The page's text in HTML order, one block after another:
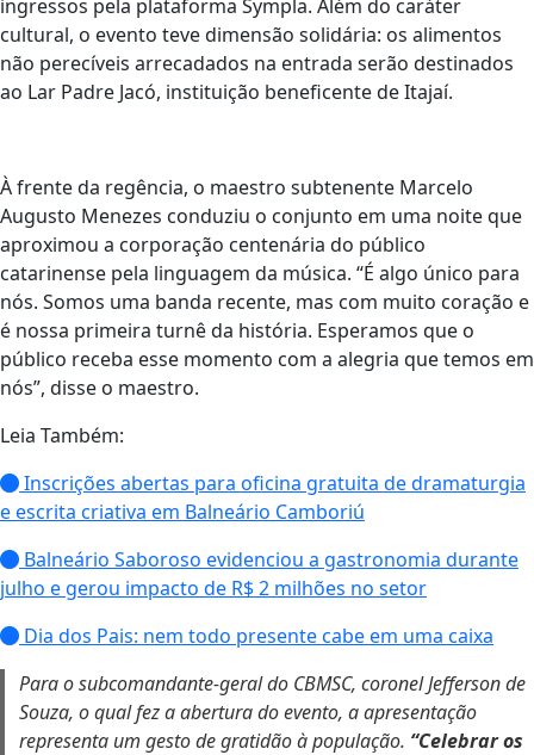
ingressos pela plataforma Sympla. Além do caráter
cultural, o evento teve dimensão solidária: os alimentos
não perecíveis arrecadados na entrada serão destinados
ao Lar Padre Jacó, instituição beneficente de Itajaí.
À frente da regência, o maestro subtenente Marcelo
Augusto Menezes conduziu o conjunto em uma noite que
aproximou a corporação centenária do público
catarinense pela linguagem da música. “É algo único para
nós. Somos uma banda recente, mas com muito coração e
é nossa primeira turnê da história. Esperamos que o
público receba esse momento com a alegria que temos em
nós”, disse o maestro.
Leia Também:
Inscrições abertas para oficina gratuita de dramaturgia
e escrita criativa em Balneário Camboriú
Balneário Saboroso evidenciou a gastronomia durante
julho e gerou impacto de R$ 2 milhões no setor
Dia dos Pais: nem todo presente cabe em uma caixa
Para o subcomandante-geral do CBMSC, coronel Jefferson de
Souza, o qual fez a abertura do evento, a apresentação
representa um gesto de gratidão à população. “Celebrar os